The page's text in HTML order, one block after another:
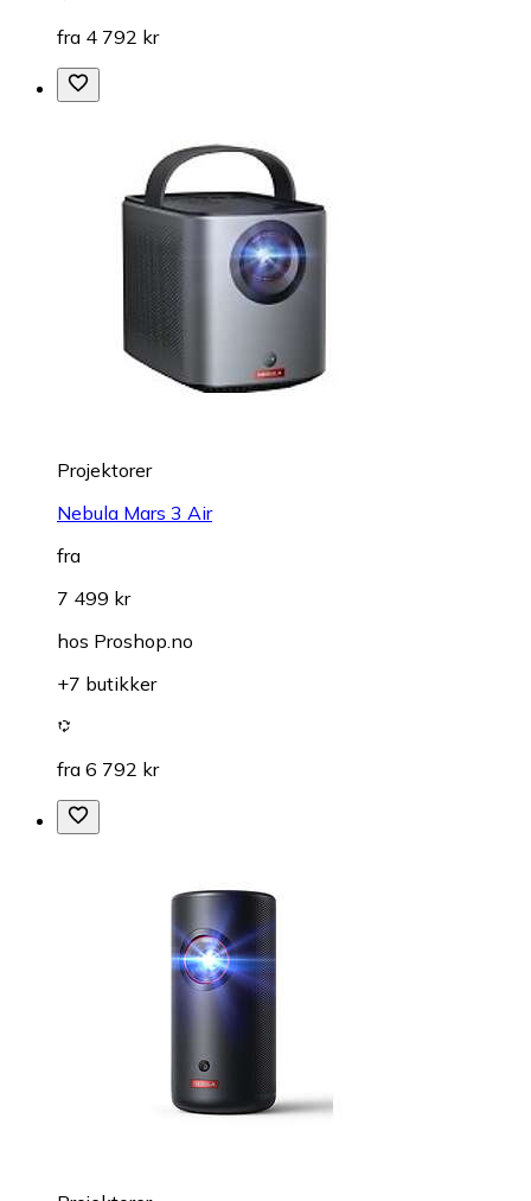
fra 4 792 kr
Projektorer
Nebula Mars 3 Air
fra
7 499 kr
hos Proshop.no
+7 butikker
fra 6 792 kr